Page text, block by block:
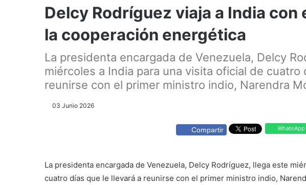
Delcy Rodríguez viaja a India con
la cooperación energética
La presidenta encargada de Venezuela, Delcy
miércoles a India para una visita oficial de cuatro
reunirse con el primer ministro indio, Narendra
03 Junio 2026
Compartir WhatsApp
La presidenta encargada de Venezuela, Delcy Rodríguez, llega este
cuatro días que le llevará a reunirse con el primer ministro indio,